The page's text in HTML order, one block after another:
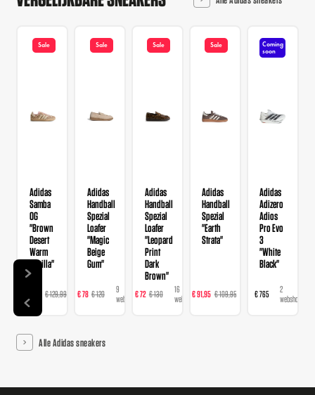
Sale
Adidas
Samba
OG
"Brown
Desert
Warm
Vanilla"
€ 129,99
14
webshops
Sale
Adidas
Handball
Spezial
Loafer
"Magic
Beige
Gum"
€ 78 € 120
9
webshops
Sale
Adidas
Handball
Spezial
Loafer
"Leopard
Print
Dark
Brown"
€ 72 € 130
16
webshops
Sale
Adidas
Handball
Spezial
"Earth
Strata"
€ 91,95 € 109,95
webshops
Coming
soon
Adidas
Adizero
Adios
Pro Evo
3
"White
Black"
€ 765
2
webshops
Alle Adidas sneakers